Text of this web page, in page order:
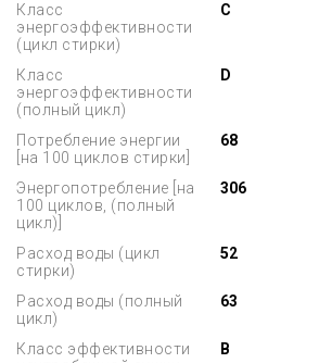
Класс
энергоэффективности
(цикл стирки)
C
Класс
энергоэффективности
(полный цикл)
D
Потребление энергии
[на 100 циклов стирки]
68
Энергопотребление [на
100 циклов, (полный
цикл)]
306
Расход воды (цикл
стирки)
52
Расход воды (полный
цикл)
63
Класс эффективности
B